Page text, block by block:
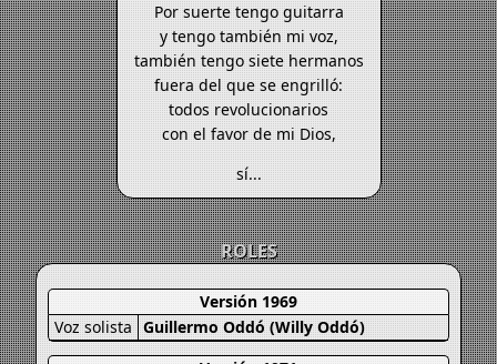
Por suerte tengo guitarra
y tengo también mi voz,
también tengo siete hermanos
fuera del que se engrilló:
todos revolucionarios
con el favor de mi Dios,
sí...
ROLES
Versión 1969
Voz solista Guillermo Oddó (Willy Oddó)